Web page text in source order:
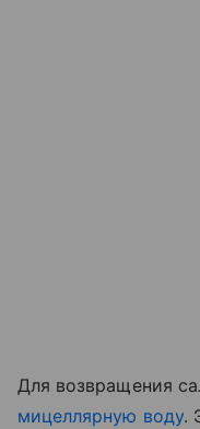
Для возвращения
мицеллярную воду.